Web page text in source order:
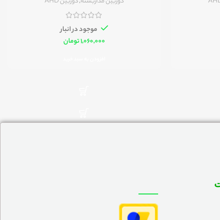
موجود در انبار
تومان